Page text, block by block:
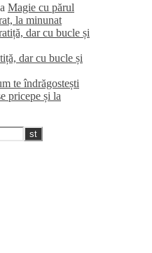
Magie cu părul
la minunat
dar cu bucle și
dar cu bucle și
te îndrăgostești
pricepe și la